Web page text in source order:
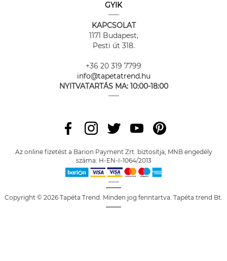
GYIK
KAPCSOLAT
1171 Budapest,
Pesti út 318.
+36 20 319 7799
info@tapetatrend.hu
NYITVATARTÁS MA: 10:00-18:00
Az online fizetést a Barion Payment Zrt. biztosítja, MNB engedély
száma: H-EN-I-1064/2013
Copyright © 2026 Tapéta Trend. Minden jog fenntartva. Tapéta trend Bt.